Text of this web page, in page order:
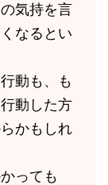
気持を言
なるとい
動も、も
動した方
かもしれ
っても